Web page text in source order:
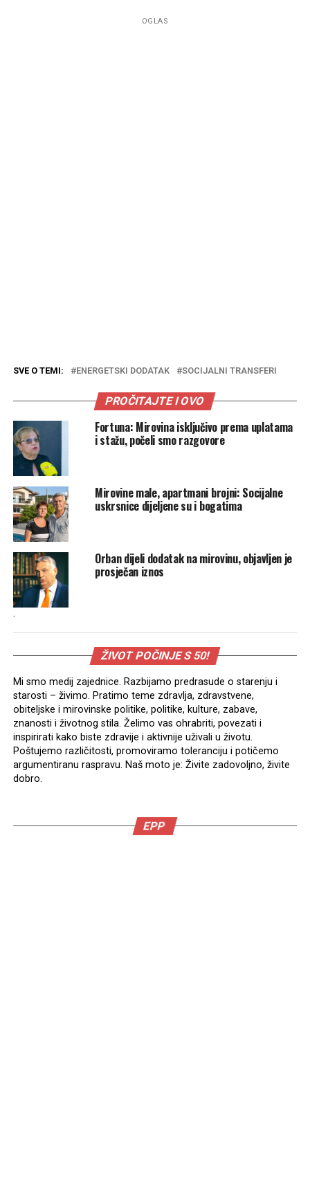
OGLAS
SVE O TEMI: ENERGETSKI DODATAK SOCIJALNI TRANSFERI
PROČITAJTE I OVO
Fortuna: Mirovina isključivo prema uplatama
i stažu, počeli smo razgovore
Mirovine male, apartmani brojni: Socijalne
uskrsnice dijeljene su i bogatima
Orban dijeli dodatak na mirovinu, objavljen je
prosječan iznos
.
ŽIVOT POČINJE S 50!
Mi smo medij zajednice. Razbijamo predrasude o starenju i
starosti – živimo. Pratimo teme zdravlja, zdravstvene,
obiteljske i mirovinske politike, politike, kulture, zabave,
znanosti i životnog stila. Želimo vas ohrabriti, povezati i
inspirirati kako biste zdravije i aktivnije uživali u životu.
Poštujemo različitosti, promoviramo toleranciju i potičemo
argumentiranu raspravu. Naš moto je: Živite zadovoljno, živite
dobro.
EPP